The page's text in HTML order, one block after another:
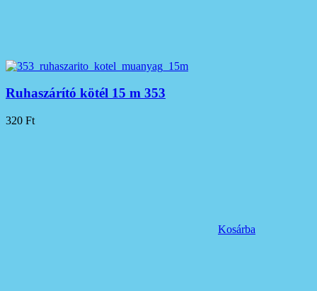
Ruhaszárító kötél 15 m 353
320 Ft
Kosárba